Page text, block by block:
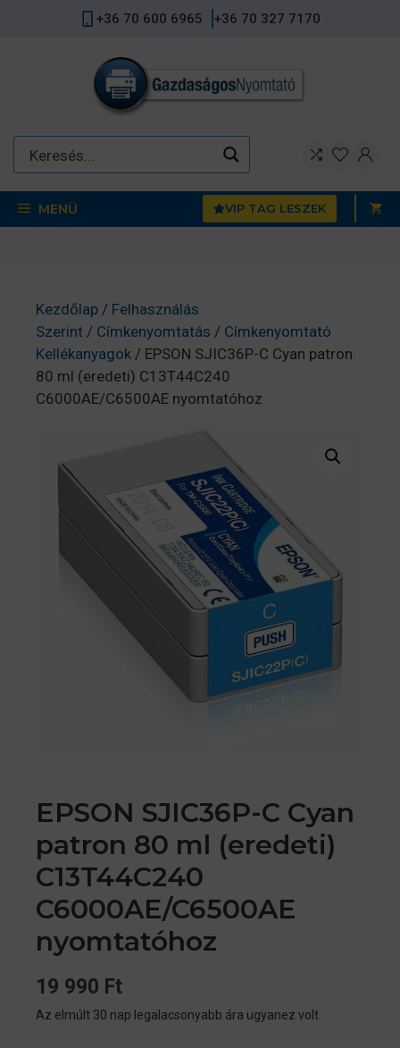
+36 70 600 6965 +36 70 327 7170
MENÜ VIP TAG LESZEK
Kezdőlap / Felhasználás
Szerint / Címkenyomtatás / Címkenyomtató
Kellékanyagok / EPSON SJIC36P-C Cyan patron
80 ml (eredeti) C13T44C240
C6000AE/C6500AE nyomtatóhoz
EPSON SJIC36P-C Cyan
patron 80 ml (eredeti)
C13T44C240
C6000AE/C6500AE
nyomtatóhoz
19 990 Ft
Az elmúlt 30 nap legalacsonyabb ára ugyanez volt.